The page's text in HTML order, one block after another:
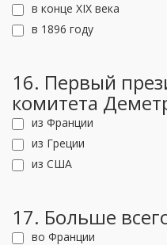
в конце XIX века
в 1896 году
16. Первый
комитета
из Франции
из Греции
из США
17. Больше
во Франции